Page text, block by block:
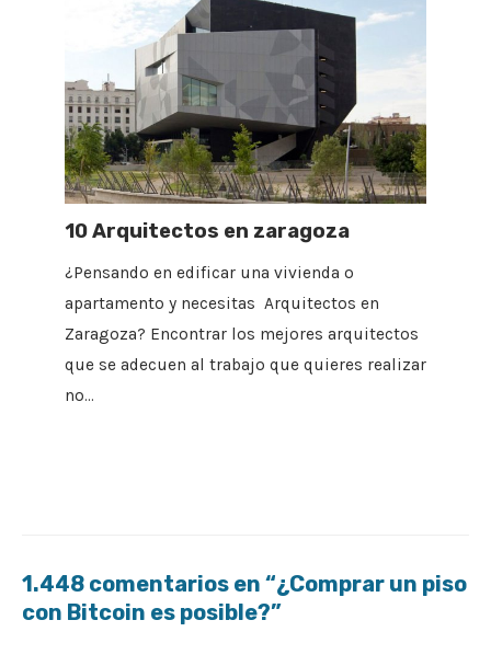
10 Arquitectos en zaragoza
¿Pensando en edificar una vivienda o
apartamento y necesitas Arquitectos en
Zaragoza? Encontrar los mejores arquitectos
que se adecuen al trabajo que quieres realizar
no…
1.448 comentarios en “¿Comprar un piso
con Bitcoin es posible?”